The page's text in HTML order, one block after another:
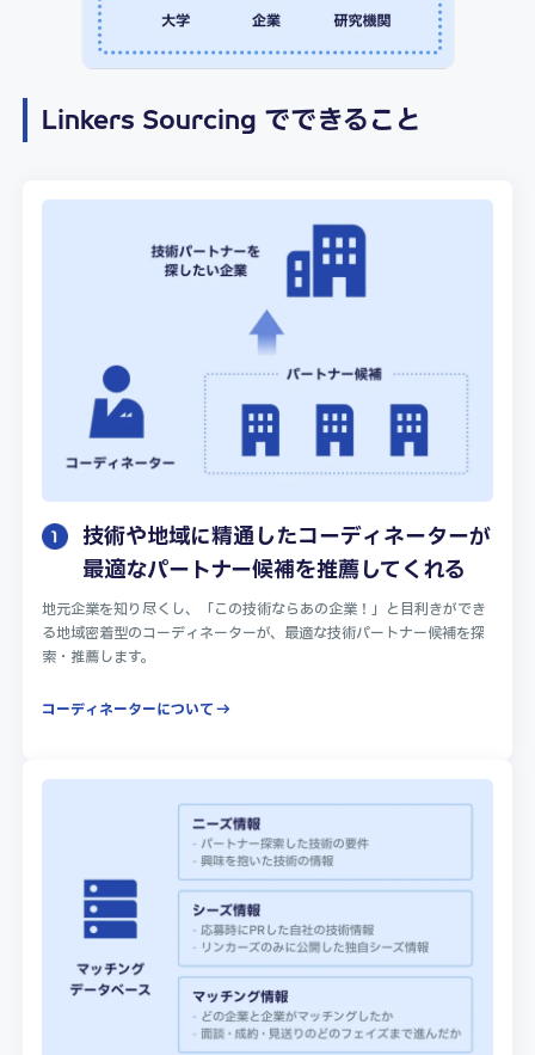
Linkers Sourcing でできること
技術や地域に精通したコーディネーターが
最適なパートナー候補を推薦してくれる
地元企業を知り尽くし、「この技術ならあの企業！」と目利きができ
る地域密着型のコーディネーターが、最適な技術パートナー候補を探
索・推薦します。
コーディネーターについて